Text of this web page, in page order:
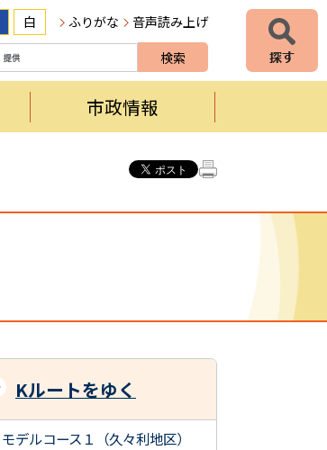
白 ふりがな 音声読み上げ
市政情報
Kルートをゆく
モデルコース１（久々利地区）